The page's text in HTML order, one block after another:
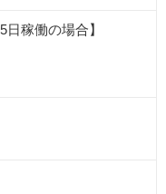
日稼働の場合】